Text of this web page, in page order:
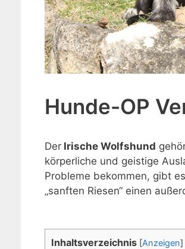
Hunde-OP
DerIrische Wolfshund
körperliche und geistige
Probleme bekommen, gibt
„sanften Riesen“ einen
Inhaltsverzeichnis [Anzeigen]